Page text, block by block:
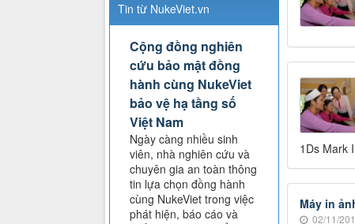
1Ds Mark
Máy in
02/11/
Tin từ NukeViet.vn
Cộng đồng nghiên
cứu bảo mật đồng
hành cùng NukeViet
bảo vệ hạ tầng số
Việt Nam
Ngày càng nhiều sinh
viên, nhà nghiên cứu và
chuyên gia an toàn thông
tin lựa chọn đồng hành
cùng NukeViet trong việc
phát hiện, báo cáo và